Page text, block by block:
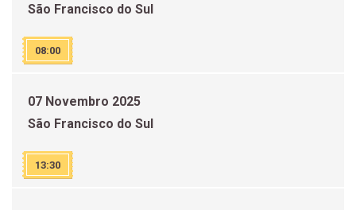
São Francisco do Sul
08:00
07 Novembro 2025
São Francisco do Sul
13:30